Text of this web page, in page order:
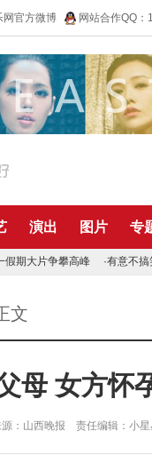
网官方微博 网站合作QQ
演出 图片 专
假期大片争攀高峰 ·有意不搞
文
母 女方怀
：山西晚报 责任编辑：小星